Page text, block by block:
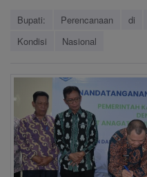
Bupati: Perencanaan di
Kondisi
Nasional